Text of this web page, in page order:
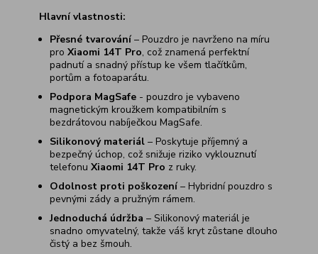
Hlavní vlastnosti:
Přesné tvarování– Pouzdro je navrženo na míru
pro Xiaomi 14T Pro, což znamená perfektní
padnutí a snadný přístup ke všem tlačítkům,
portům a fotoaparátu.
Podpora MagSafe - pouzdro je vybaveno
magnetickým kroužkem kompatibilním s
bezdrátovou nabíječkou MagSafe.
Silikonový materiál – Poskytuje příjemný a
bezpečný úchop, což snižuje riziko vyklouznutí
telefonu Xiaomi 14T Pro z ruky.
Odolnost proti poškození– Hybridní pouzdro s
pevnými zády a pružným rámem.
Jednoduchá údržba – Silikonový materiál je
snadno omyvatelný, takže váš kryt zůstane dlouho
čistý a bez šmouh.